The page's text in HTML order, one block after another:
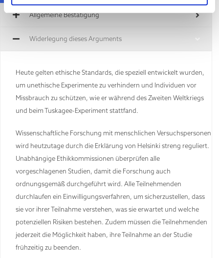
Allgemeine Bestätigung
Widerlegung dieses Arguments
Heute gelten ethische Standards, die speziell entwickelt wurden,
um unethische Experimente zu verhindern und Individuen vor
Missbrauch zu schützen, wie er während des Zweiten Weltkriegs
und beim Tuskagee-Experiment stattfand.
Wissenschaftliche Forschung mit menschlichen Versuchspersonen
wird heutzutage durch die Erklärung von Helsinki streng reguliert.
Unabhängige Ethikkommissionen überprüfen alle
vorgeschlagenen Studien, damit die Forschung auch
ordnungsgemäß durchgeführt wird. Alle Teilnehmenden
durchlaufen ein Einwilligungsverfahren, um sicherzustellen, dass
sie vor ihrer Teilnahme verstehen, was sie erwartet und welche
potenziellen Risiken bestehen. Zudem müssen die Teilnehmenden
jederzeit die Möglichkeit haben, ihre Teilnahme an der Studie
frühzeitig zu beenden.